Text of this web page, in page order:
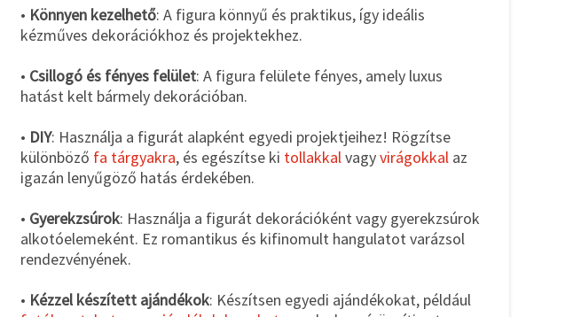
• Könnyen kezelhető: A figura könnyű és praktikus, így ideális
kézműves dekorációkhoz és projektekhez.
• Csillogó és fényes felület: A figura felülete fényes, amely luxus
hatást kelt bármely dekorációban.
• DIY: Használja a figurát alapként egyedi projektjeihez! Rögzítse
különböző fa tárgyakra, és egészítse ki tollakkal vagyvirágokkal az
igazán lenyűgöző hatás érdekében.
• Gyerekzsúrok: Használja a figurát dekorációként vagy gyerekzsúrok
alkotóelemeként. Ez romantikus és kifinomult hangulatot varázsol
rendezvényének.
• Kézzel készített ajándékok: Készítsen egyedi ajándékokat, például